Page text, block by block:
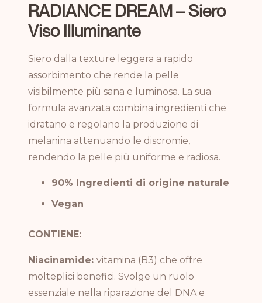
RADIANCE DREAM – Siero
Viso Illuminante
Siero dalla texture leggera a rapido
assorbimento che rende la pelle
visibilmente più sana e luminosa. La sua
formula avanzata combina ingredienti che
idratano e regolano la produzione di
melanina attenuando le discromie,
rendendo la pelle più uniforme e radiosa.
90% Ingredienti di origine naturale
Vegan
CONTIENE:
Niacinamide: vitamina (B3) che offre
molteplici benefici. Svolge un ruolo
essenziale nella riparazione del DNA e